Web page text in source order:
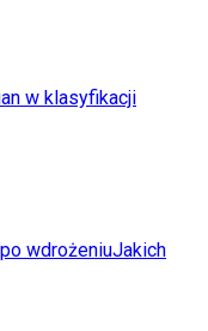
w klasyfikacji
wdrożeniuJakich